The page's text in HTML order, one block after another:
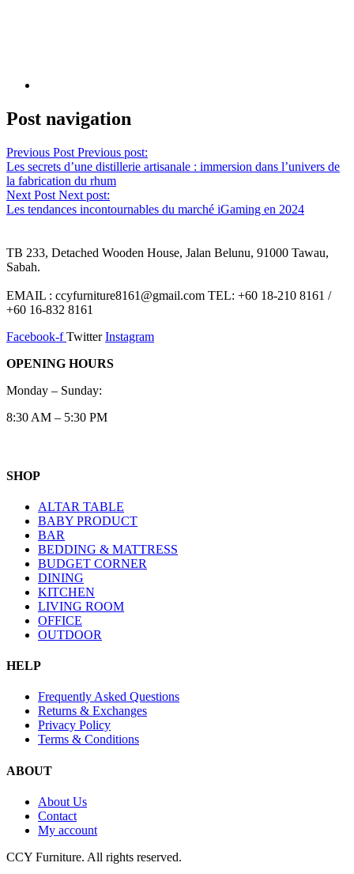
Post navigation
Previous Post Previous post:
Les secrets d’une distillerie artisanale : immersion dans l’univers de
la fabrication du rhum
Next Post Next post:
Les tendances incontournables du marché iGaming en 2024
TB 233, Detached Wooden House, Jalan Belunu, 91000 Tawau,
Sabah.
EMAIL : ccyfurniture8161@gmail.com TEL: +60 18-210 8161 /
+60 16-832 8161
Facebook-f Twitter Instagram
OPENING HOURS
Monday – Sunday:
8:30 AM – 5:30 PM
SHOP
ALTAR TABLE
BABY PRODUCT
BAR
BEDDING & MATTRESS
BUDGET CORNER
DINING
KITCHEN
LIVING ROOM
OFFICE
OUTDOOR
HELP
Frequently Asked Questions
Returns & Exchanges
Privacy Policy
Terms & Conditions
ABOUT
About Us
Contact
My account
CCY Furniture. All rights reserved.